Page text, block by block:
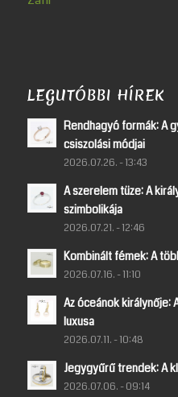
LEGUTÓBBI HÍREK
Rendhagyó formák: A
csiszolási módjai
2026.07.26. - 13:43
A szerelem tüze: A
szimbolikája
2026.07.21. - 12:46
Kombinált fémek: A
2026.07.16. - 11:10
Az óceánok királynője:
luxusa
2026.07.11. - 10:48
Jegygyűrű trendek: A
2026.07.06. - 09:14